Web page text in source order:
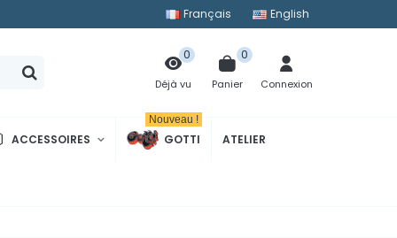
Français English
Déjà vu
0
Panier
0
Connexion
ACCESSOIRES GOTTI
Nouveau !
ATELIER